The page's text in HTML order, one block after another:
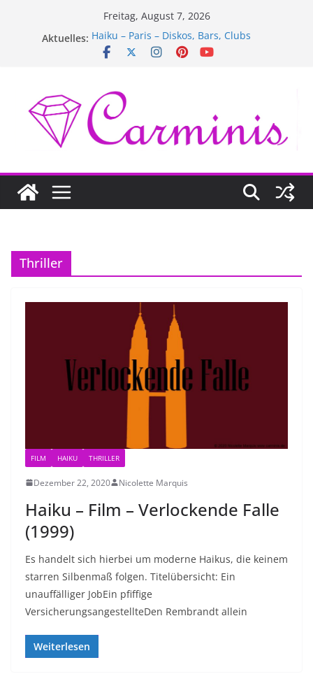
Freitag, August 7, 2026
Aktuelles: Haiku – Paris – Diskos, Bars, Clubs
Haiku – Paris – Hotels
Haiku – Paris – Museen & Bibliotheken
Thriller
FILM HAIKU THRILLER
Dezember 22, 2020 Nicolette Marquis
Haiku – Film – Verlockende Falle
(1999)
Es handelt sich hierbei um moderne Haikus, die keinem
starren Silbenmaß folgen. Titelübersicht: Ein
unauffälliger JobEin pfiffige
VersicherungsangestellteDen Rembrandt allein
Weiterlesen